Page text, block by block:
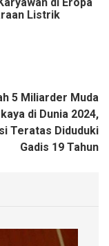
Listrik
5 Miliarder Muda
di Dunia 2024,
Teratas Diduduki
Gadis 19 Tahun